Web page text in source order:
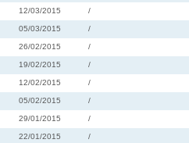
12/03/2015 /
05/03/2015 /
26/02/2015 /
19/02/2015 /
12/02/2015 /
05/02/2015 /
29/01/2015 /
22/01/2015 /